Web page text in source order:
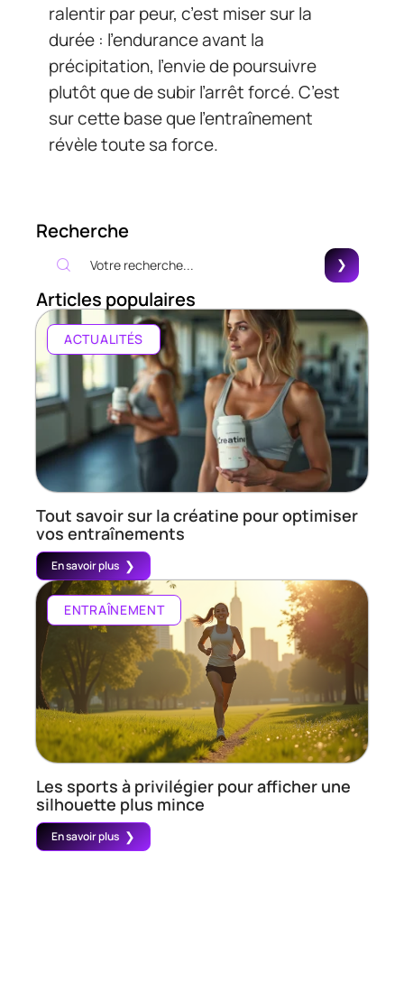
ralentir par peur, c’est miser sur la
durée : l’endurance avant la
précipitation, l’envie de poursuivre
plutôt que de subir l’arrêt forcé. C’est
sur cette base que l’entraînement
révèle toute sa force.
Recherche
Articles populaires
ACTUALITÉS
Tout savoir sur la créatine pour optimiser
vos entraînements
En savoir plus
ENTRAÎNEMENT
Les sports à privilégier pour afficher une
silhouette plus mince
En savoir plus